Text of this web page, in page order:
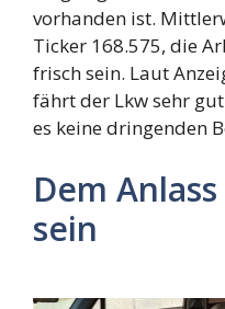
vorhanden ist.
Ticker 168.575, die
frisch sein. Laut
fährt der Lkw sehr
es keine dringenden
Dem
sein